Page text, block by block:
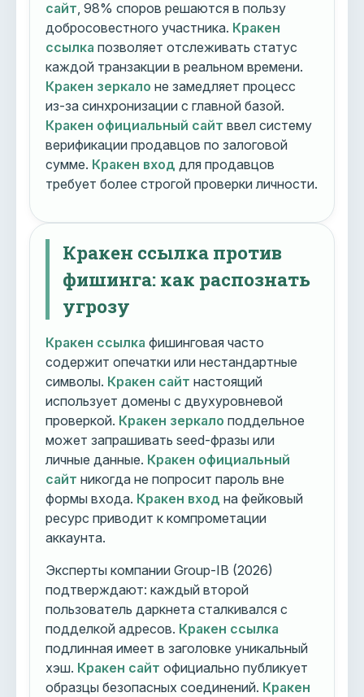
сайт , 98% споров решаются в пользу
добросовестного участника. Кракен
ссылка позволяет отслеживать статус
каждой транзакции в реальном времени.
Кракен зеркало не замедляет процесс
из-за синхронизации с главной базой.
Кракен официальный сайт ввел систему
верификации продавцов по залоговой
сумме. Кракен вход для продавцов
требует более строгой проверки личности.
Кракен ссылка против
фишинга: как распознать
угрозу
Кракен ссылка фишинговая часто
содержит опечатки или нестандартные
символы. Кракен сайт настоящий
использует домены с двухуровневой
проверкой. Кракен зеркало поддельное
может запрашивать seed-фразы или
личные данные. Кракен официальный
сайт никогда не попросит пароль вне
формы входа. Кракен вход на фейковый
ресурс приводит к компрометации
аккаунта.
Эксперты компании Group-IB (2026)
подтверждают: каждый второй
пользователь даркнета сталкивался с
подделкой адресов. Кракен ссылка
подлинная имеет в заголовке уникальный
хэш. Кракен сайт официально публикует
образцы безопасных соединений. Кракен